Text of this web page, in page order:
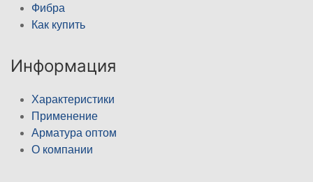
Фибра
Как купить
Информация
Характеристики
Применение
Арматура оптом
О компании